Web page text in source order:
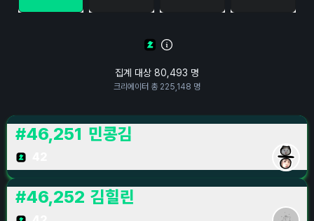
집계 대상 80,493 명
크리에이터 총 225,148 명
#46,251 민콩김
#46,252 김힐린